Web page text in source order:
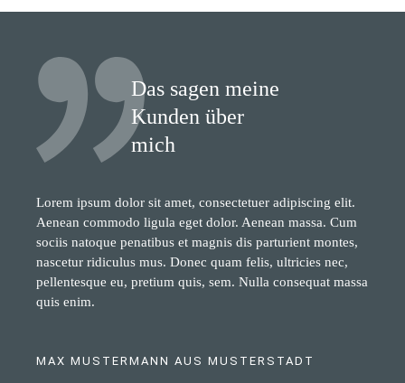
Das sagen meine
Kunden über
mich
Lorem ipsum dolor sit amet, consectetuer adipiscing elit.
Aenean commodo ligula eget dolor. Aenean massa. Cum
sociis natoque penatibus et magnis dis parturient montes,
nascetur ridiculus mus. Donec quam felis, ultricies nec,
pellentesque eu, pretium quis, sem. Nulla consequat massa
quis enim.
MAX MUSTERMANN AUS MUSTERSTADT